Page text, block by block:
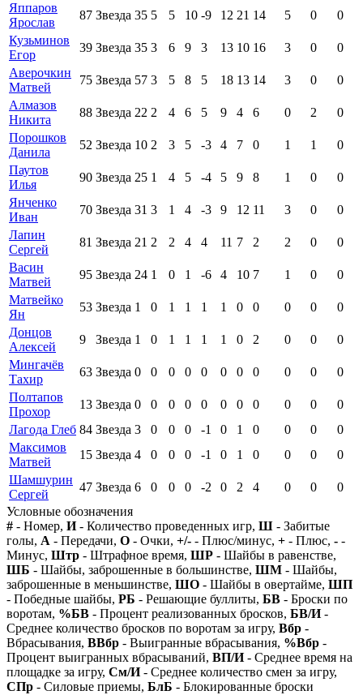
Яппаров
Ярослав
87 Звезда 35 5 5 10 -9 12 21 14 5 0
0
Кузьминов
Егор
39 Звезда 35 3 6 9 3 13 10 16 3 0
0
Аверочкин
Матвей
75 Звезда 57 3 5 8 5 18 13 14 3 0
0
Алмазов
Никита
88 Звезда 22 2 4 6 5 9 4 6 0 2
0
Порошков
Данила
52 Звезда 10 2 3 5 -3 4 7 0 1 1
0
Паутов
Илья
90 Звезда 25 1 4 5 -4 5 9 8 1 0
0
Янченко
Иван
70 Звезда 31 3 1 4 -3 9 12 11 3 0
0
Лапин
Сергей
81 Звезда 21 2 2 4 4 11 7 2 2 0
0
Васин
Матвей
95 Звезда 24 1 0 1 -6 4 10 7 1 0
0
Матвейко
Ян
53 Звезда 1 0 1 1 1 1 0 0 0 0
0
Донцов
Алексей
9 Звезда 1 0 1 1 1 1 0 2 0 0
0
Мингачёв
Тахир
63 Звезда 0 0 0 0 0 0 0 0 0 0
0
Полтапов
Прохор
13 Звезда 0 0 0 0 0 0 0 0 0 0
0
Лагода Глеб 84 Звезда 3 0 0 0 -1 0 1 0 0 0
0
Максимов
Матвей
15 Звезда 4 0 0 0 -1 0 1 0 0 0
0
Шамшурин
Сергей
47 Звезда 6 0 0 0 -2 0 2 4 0 0
0
Условные обозначения
# - Номер, И- Количество проведенных игр, Ш - Забитые
голы, А - Передачи, О - Очки, +/- - Плюс/минус, + - Плюс, - -
Минус, Штр - Штрафное время, ШР - Шайбы в равенстве,
ШБ - Шайбы, заброшенные в большинстве, ШМ - Шайбы,
заброшенные в меньшинстве, ШО - Шайбы в овертайме, ШП
- Победные шайбы, РБ - Решающие буллиты, БВ - Броски по
воротам, %БВ - Процент реализованных бросков, БВ/И-
Среднее количество бросков по воротам за игру, Вбр -
Вбрасывания, ВВбр - Выигранные вбрасывания, %Вбр -
Процент выигранных вбрасываний, ВП/И- Среднее время на
площадке за игру, См/И- Среднее количество смен за игру,
СПр - Силовые приемы, БлБ - Блокированные броски